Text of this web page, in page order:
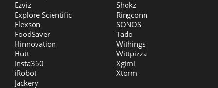
Ezviz
Explore Scientific
Flexson
FoodSaver
Hinnovation
Hutt
Insta360
iRobot
Jackery
Shokz
Ringconn
SONOS
Tado
Withings
Wittpizza
Xgimi
Xtorm